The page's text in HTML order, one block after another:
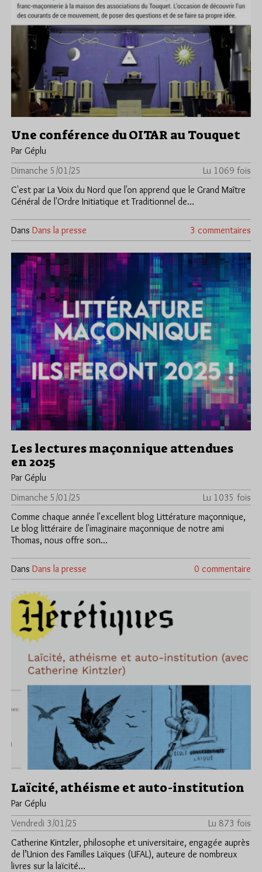
Une conférence du OITAR au Touquet
Par Géplu
Dimanche 5/01/25
Lu 1069 fois
C'est par La Voix du Nord que l'on apprend que le Grand Maître
Général de l'Ordre Initiatique et Traditionnel de…
Dans Dans la presse 3 commentaires
Les lectures maçonnique attendues
en 2025
Par Géplu
Dimanche 5/01/25
Lu 1035 fois
Comme chaque année l'excellent blog Littérature maçonnique,
Le blog littéraire de l'imaginaire maçonnique de notre ami
Thomas, nous offre son…
Dans Dans la presse 0 commentaire
Laïcité, athéisme et auto-institution
Par Géplu
Vendredi 3/01/25
Lu 873 fois
Catherine Kintzler, philosophe et universitaire, engagée auprès
de l’Union des Familles Laïques (UFAL), auteure de nombreux
livres sur la laïcité…